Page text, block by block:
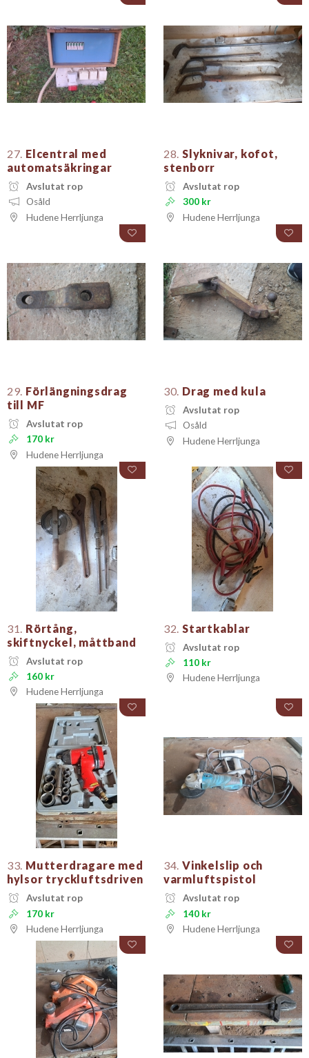
27. Elcentral med
automatsäkringar
Avslutat rop
Osåld
Hudene Herrljunga
28. Slyknivar, kofot,
stenborr
Avslutat rop
300 kr
Hudene Herrljunga
29. Förlängningsdrag
till MF
Avslutat rop
170 kr
Hudene Herrljunga
30. Drag med kula
Avslutat rop
Osåld
Hudene Herrljunga
31.
Rörtång,
skiftnyckel, måttband
Avslutat rop
160 kr
Hudene Herrljunga
32. Startkablar
Avslutat rop
110 kr
Hudene Herrljunga
33. Mutterdragare med
hylsor tryckluftsdriven
Avslutat rop
170 kr
Hudene Herrljunga
34. Vinkelslip och
varmluftspistol
Avslutat rop
140 kr
Hudene Herrljunga